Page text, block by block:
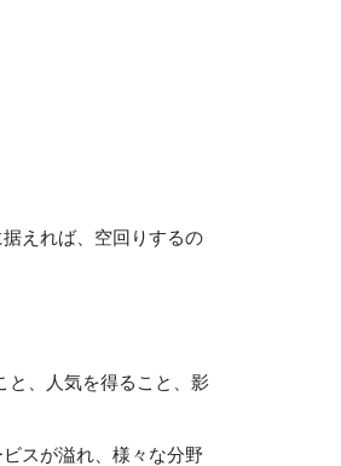
えれば、空回りするの
と、人気を得ること、影
スが溢れ、様々な分野